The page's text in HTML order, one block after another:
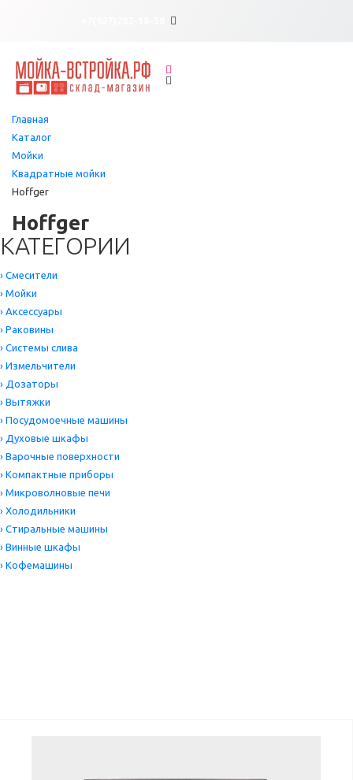
×
Главная
Каталог
Мойки
Квадратные мойки
Hoffger
Hoffger
КАТЕГОРИИ
› Смесители
› Мойки
› Аксессуары
› Раковины
› Системы слива
› Измельчители
› Дозаторы
› Вытяжки
› Посудомоечные машины
› Духовые шкафы
› Варочные поверхности
› Компактные приборы
› Микроволновые печи
› Холодильники
› Стиральные машины
› Винные шкафы
› Кофемашины